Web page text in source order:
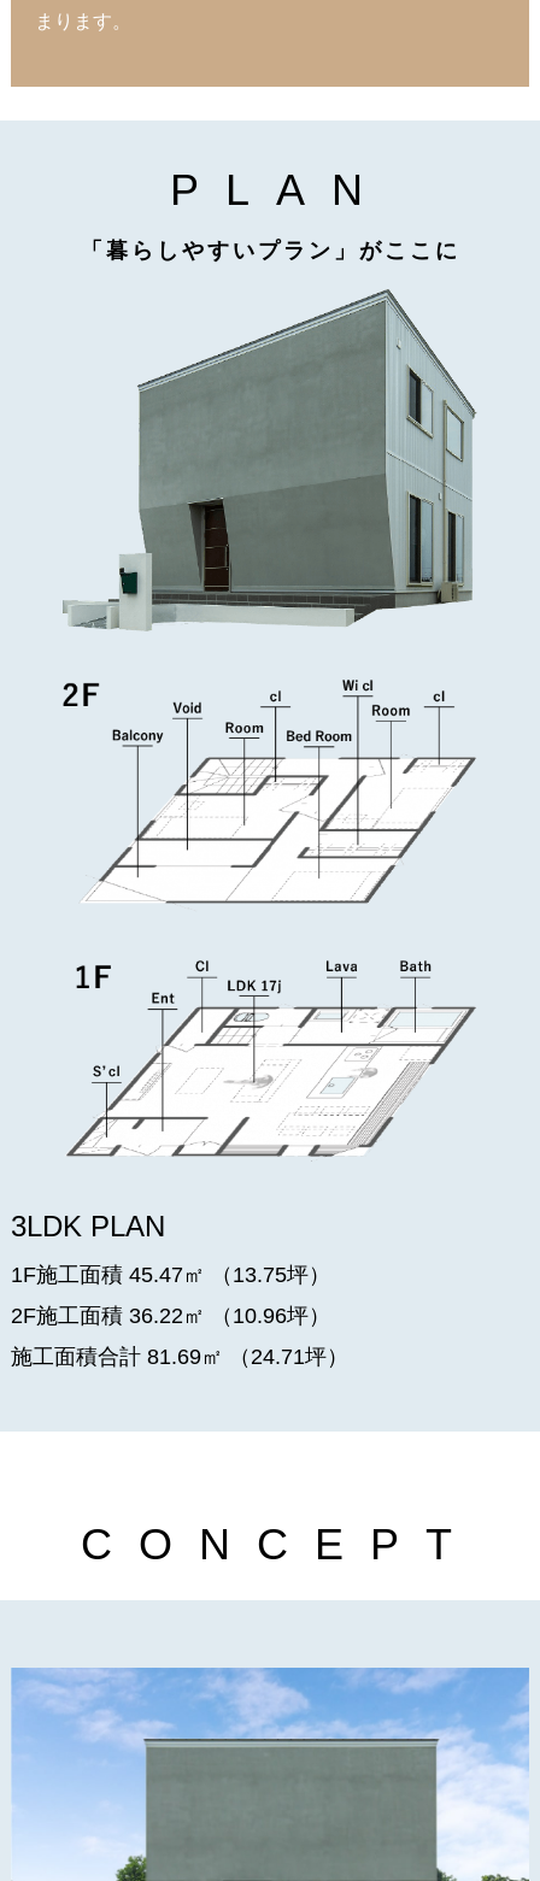
休日の午後には大人が集う優雅な時間を過ごし、あな
P L A N
「暮らしやすいプラン」がここに
3LDK PLAN
1F施工面積 45.47㎡ （13.75坪）
2F施工面積 36.22㎡ （10.96坪）
施工面積合計 81.69㎡ （24.71坪）
C O N C E P T